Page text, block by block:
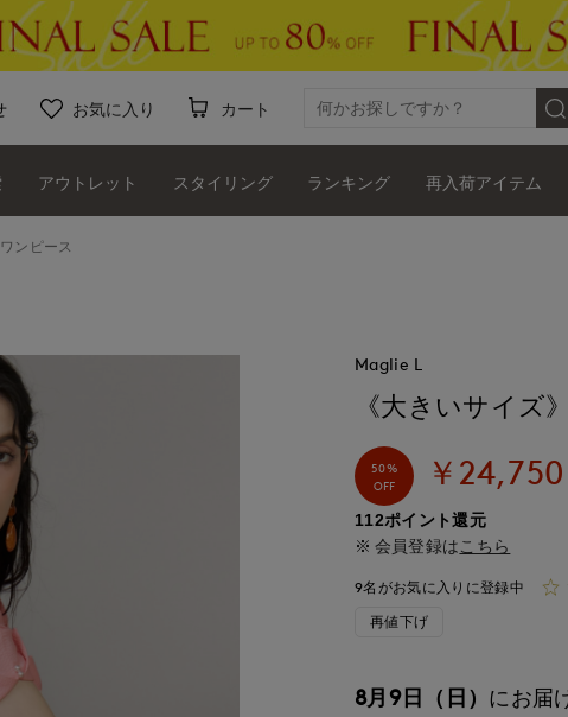
お気に入り カート
アウトレット スタイリング ランキング 再入荷アイテム
ンピース
Maglie L
《大きいサイズ
50%
OFF
￥24,750
112ポイント還元
会員登録は こちら
9名がお気に入りに登録中
再値下げ
8月9日（日） にお届